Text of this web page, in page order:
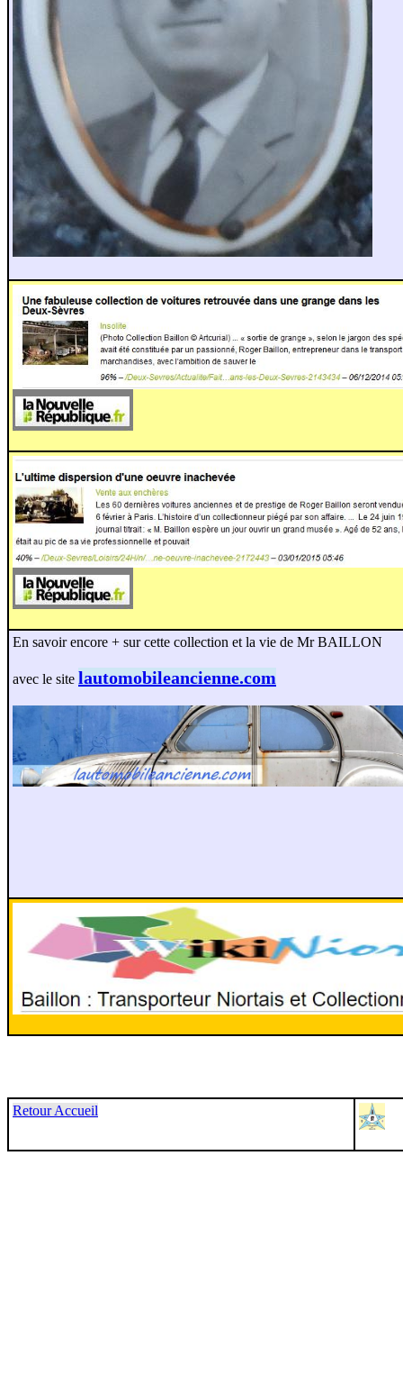
En savoir encore + sur cette collection et la vie de Mr BAILLON
avec le site lautomobileancienne.com
Retour Accueil